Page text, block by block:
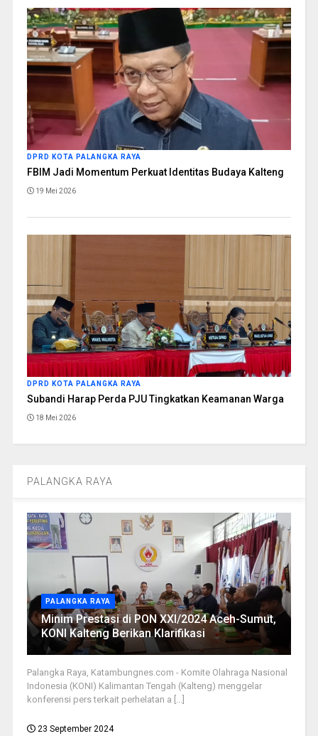
DPRD KOTA PALANGKA RAYA
FBIM Jadi Momentum Perkuat Identitas Budaya Kalteng
19 Mei 2026
DPRD KOTA PALANGKA RAYA
Subandi Harap Perda PJU Tingkatkan Keamanan Warga
18 Mei 2026
PALANGKA RAYA
PALANGKA RAYA
Minim Prestasi di PON XXI/2024 Aceh-Sumut,
KONI Kalteng Berikan Klarifikasi
Palangka Raya, Katambungnes.com - Komite Olahraga Nasional
Indonesia (KONI) Kalimantan Tengah (Kalteng) menggelar
konferensi pers terkait perhelatan a [...]
23 September 2024